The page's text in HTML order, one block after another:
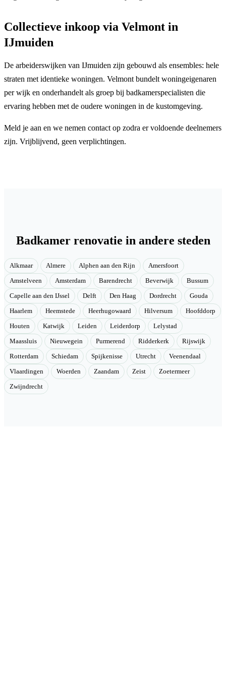
Collectieve inkoop via Velmont in
IJmuiden
De arbeiderswijken van IJmuiden zijn gebouwd als ensembles: hele
straten met identieke woningen. Velmont bundelt woningeigenaren
per wijk en onderhandelt als groep bij badkamerspecialisten die
ervaring hebben met de oudere woningen in de kustomgeving.
Meld je aan en we nemen contact op zodra er voldoende deelnemers
zijn. Vrijblijvend, geen verplichtingen.
Badkamer renovatie in andere steden
Alkmaar Almere Alphen aan den Rijn Amersfoort
Amstelveen Amsterdam Barendrecht Beverwijk Bussum
Capelle aan den IJssel Delft Den Haag Dordrecht Gouda
Haarlem Heemstede Heerhugowaard Hilversum Hoofddorp
Houten Katwijk Leiden Leiderdorp Lelystad
Maassluis Nieuwegein Purmerend Ridderkerk Rijswijk
Rotterdam Schiedam Spijkenisse Utrecht Veenendaal
Vlaardingen Woerden Zaandam Zeist Zoetermeer
Zwijndrecht